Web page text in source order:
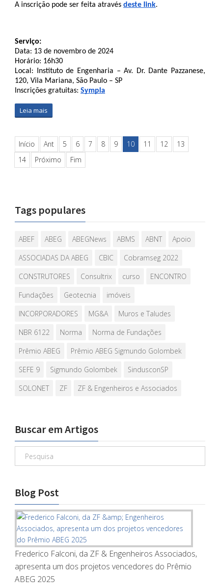
A inscrição pode ser feita através deste link.
Serviço:
Data: 13 de novembro de 2024
Horário: 16h30
Local: Instituto de Engenharia – Av. Dr. Dante Pazzanese,
120, Vila Mariana, São Paulo – SP
Inscrições gratuitas: Sympla
Leia mais
Início Ant 5 6 7 8 9 10 11 12
13
14
Próximo Fim
Tags populares
ABEF ABEG ABEGNews ABMS ABNT
Apoio
ASSOCIADAS DA ABEG
CBIC
Cobramseg 2022
CONSTRUTORES
Consultrix curso
ENCONTRO
Fundações
Geotecnia
imóveis
INCORPORADORES
MG&A
Muros e Taludes
NBR 6122
Norma
Norma de Fundações
Prêmio ABEG
Prêmio ABEG Sigmundo Golombek
SEFE 9
Sigmundo Golombek
SindusconSP
SOLONET
ZF ZF & Engenheiros e Associados
Buscar em Artigos
Blog Post
Frederico Falconi, da ZF & Engenheiros Associados,
apresenta um dos projetos vencedores do Prêmio
ABEG 2025